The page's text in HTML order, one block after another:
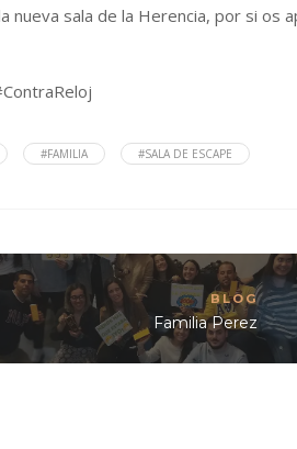
nueva sala de la Herencia, por si os
#FAMILIA #SALA DE ESCAPE
BLOG
Familia Perez